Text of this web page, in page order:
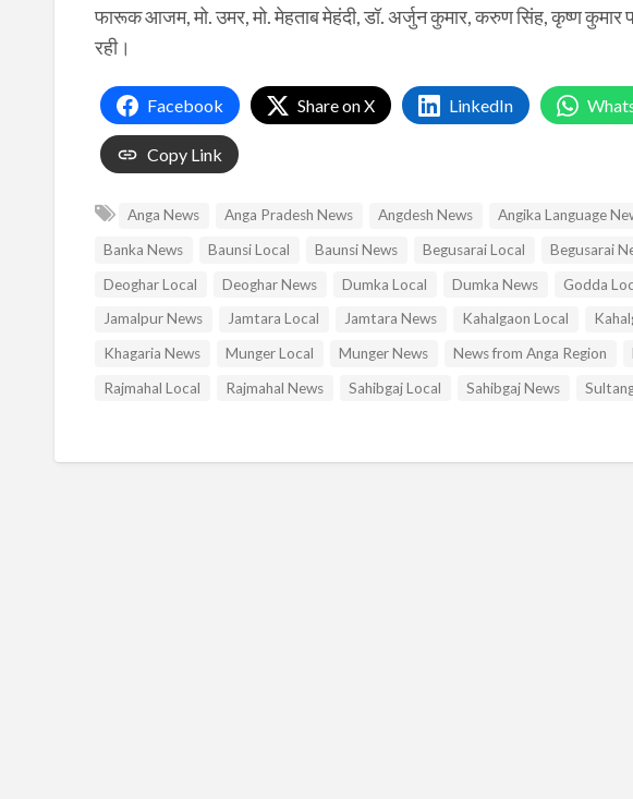
फारूक आजम, मो. उमर, मो. मेहताब मेहंदी, डॉ. अर्जुन कुमार, करुण सिंह, कृष्ण कुमार
रही।
Facebook Share on X LinkedIn
Copy Link
Anga News Anga Pradesh News Angdesh News Angika Language
Banka News
Baunsi Local Baunsi News Begusarai Local Begusarai
Deoghar Local
Deoghar News Dumka Local Dumka News Godda
Jamalpur News
Jamtara Local Jamtara News Kahalgaon Local
Khagaria News
Munger Local Munger News News from Anga Region
Rajmahal Local
Rajmahal News Sahibgaj Local Sahibgaj News